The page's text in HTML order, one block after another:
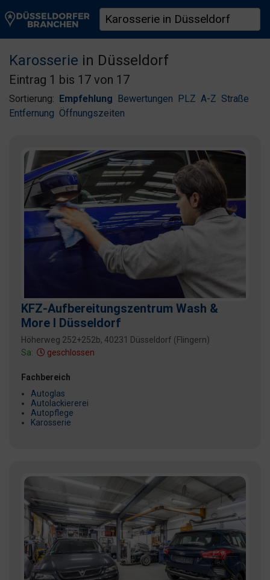
Karosserie in Düsseldorf
Eintrag 1 bis 17 von 17
Sortierung: Empfehlung Bewertungen PLZ A-Z Straße
Entfernung Öffnungszeiten
KFZ-Aufbereitungszentrum Wash &
More I Düsseldorf
Höherweg 252+252b, 40231 Düsseldorf (Flingern)
Sa:
geschlossen
Fachbereich
Autoglas
Autolackiererei
Autopflege
Karosserie